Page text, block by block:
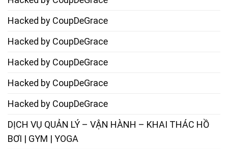
Hacked by CoupDeGrace
Hacked by CoupDeGrace
Hacked by CoupDeGrace
Hacked by CoupDeGrace
Hacked by CoupDeGrace
DỊCH VỤ QUẢN LÝ – VẬN HÀNH – KHAI THÁC HỒ
BƠI | GYM | YOGA